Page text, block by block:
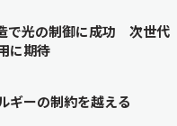
で光の制御に成功 次世代
に期待
ギーの制約を越える